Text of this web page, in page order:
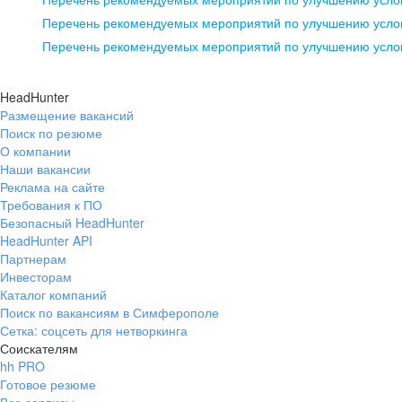
pr@ural.hh.ru
помещение 21
+7 383 207-94-64
pr@nsk.hh.ru
Перечень рекомендуемых мероприятий по улучшению
Перечень рекомендуемых мероприятий по улучшению
HeadHunter
Размещение вакансий
Поиск по резюме
О компании
Наши вакансии
Реклама на сайте
Требования к ПО
Безопасный HeadHunter
HeadHunter API
Партнерам
Инвесторам
Каталог компаний
Поиск по вакансиям в Симферополе
Сетка: соцсеть для нетворкинга
Соискателям
hh PRO
Готовое резюме